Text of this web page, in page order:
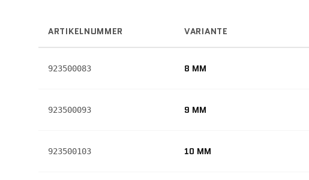
ARTIKELNUMMER VARIANTE
923500083 8 MM
923500093 9 MM
923500103 10 MM